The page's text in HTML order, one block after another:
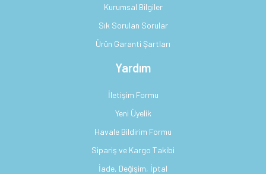
Kurumsal Bilgiler
Sık Sorulan Sorular
Ürün Garanti Şartları
Yardım
İletişim Formu
Yeni Üyelik
Havale Bildirim Formu
Sipariş ve Kargo Takibi
İade, Değişim, İptal